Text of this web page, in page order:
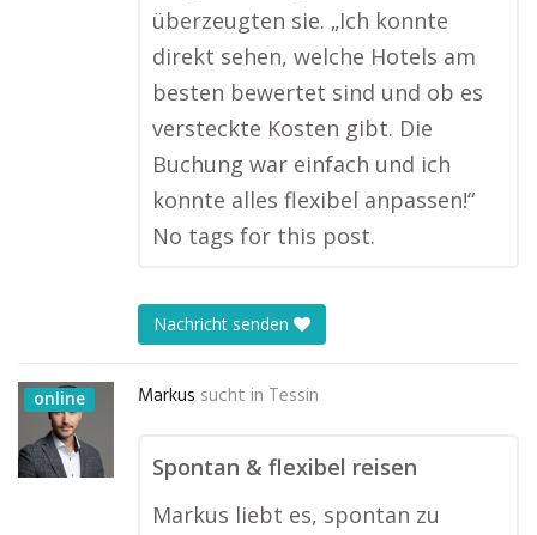
überzeugten sie. „Ich konnte
direkt sehen, welche Hotels am
besten bewertet sind und ob es
versteckte Kosten gibt. Die
Buchung war einfach und ich
konnte alles flexibel anpassen!“
No tags for this post.
Nachricht senden
online Markus sucht in Tessin
Spontan & flexibel reisen
Markus liebt es, spontan zu